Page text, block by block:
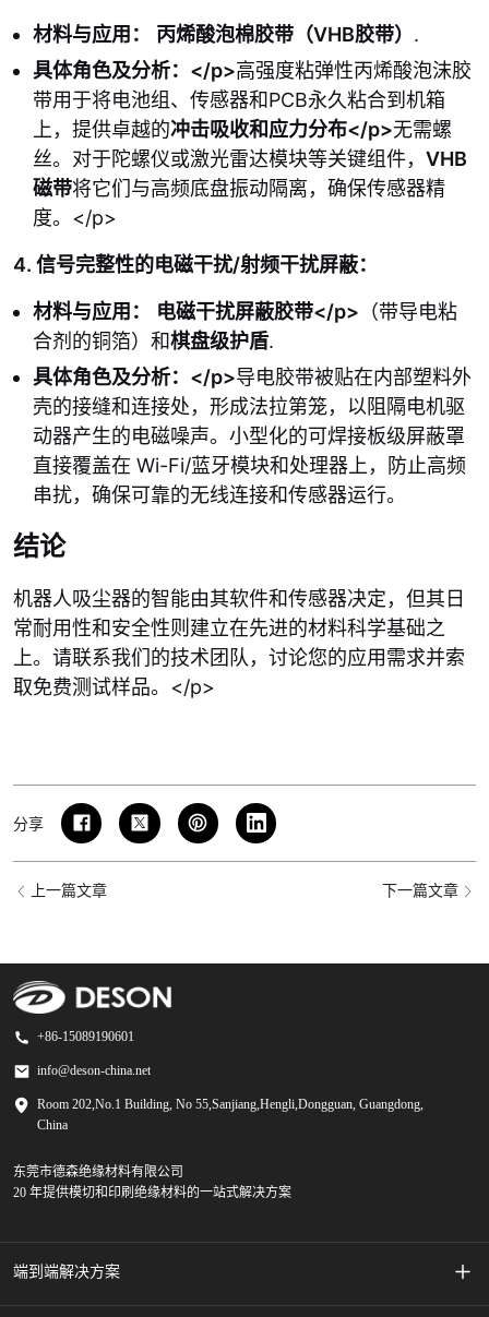
材料与应用： 丙烯酸泡棉胶带（VHB胶带） .
具体角色及分析：</p>高强度粘弹性丙烯酸泡沫胶
带用于将电池组、传感器和PCB永久粘合到机箱
上，提供卓越的冲击吸收和应力分布</p>无需螺
丝。对于陀螺仪或激光雷达模块等关键组件， VHB
磁带将它们与高频底盘振动隔离，确保传感器精
度。</p>
4. 信号完整性的电磁干扰/射频干扰屏蔽：
材料与应用： 电磁干扰屏蔽胶带</p> （带导电粘
合剂的铜箔）和棋盘级护盾.
具体角色及分析：</p>导电胶带被贴在内部塑料外
壳的接缝和连接处，形成法拉第笼，以阻隔电机驱
动器产生的电磁噪声。小型化的可焊接板级屏蔽罩
直接覆盖在 Wi-Fi/蓝牙模块和处理器上，防止高频
串扰，确保可靠的无线连接和传感器运行。
结论
机器人吸尘器的智能由其软件和传感器决定，但其日
常耐用性和安全性则建立在先进的材料科学基础之
上。请联系我们的技术团队，讨论您的应用需求并索
取免费测试样品。</p>
分享
上一篇文章 下一篇文章
+86-15089190601
info@deson-china.net
Room 202,No.1 Building, No 55,Sanjiang,Hengli,Dongguan, Guangdong,
China
东莞市德森绝缘材料有限公司
20 年提供模切和印刷绝缘材料的一站式解决方案
端到端解决方案